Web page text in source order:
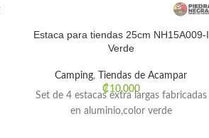
Estaca para tiendas 25cm NH15A009-I
Verde
Camping,
Tiendas de Acampar
₡10.000
Set de 4 estacas extra largas fabricadas
en aluminio,color verde